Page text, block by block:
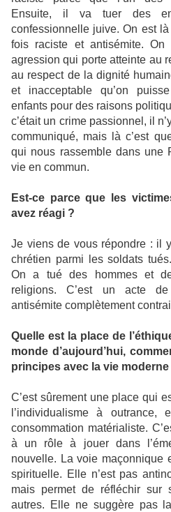
Ensuite, il va tuer des
confessionnelle juive. On est
fois raciste et antisémite.
agression qui porte atteinte au
au respect de la dignité
et inacceptable qu’on
enfants pour des raisons
c’était un crime passionnel, il
communiqué, mais là c’est
qui nous rassemble dans une
vie en commun.
Est-ce parce que les
avez réagi ?
Je viens de vous répondre : il
chrétien parmi les soldats
On a tué des hommes et
religions. C’est un acte
antisémite complètement
Quelle est la place de
monde d’aujourd’hui,
principes avec la vie moderne
C’est sûrement une place qui
l’individualisme à outrance,
consommation matérialiste.
à un rôle à jouer dans
nouvelle. La voie maçonnique
spirituelle. Elle n’est pas
mais permet de réfléchir sur
autres. Elle ne suggère pas